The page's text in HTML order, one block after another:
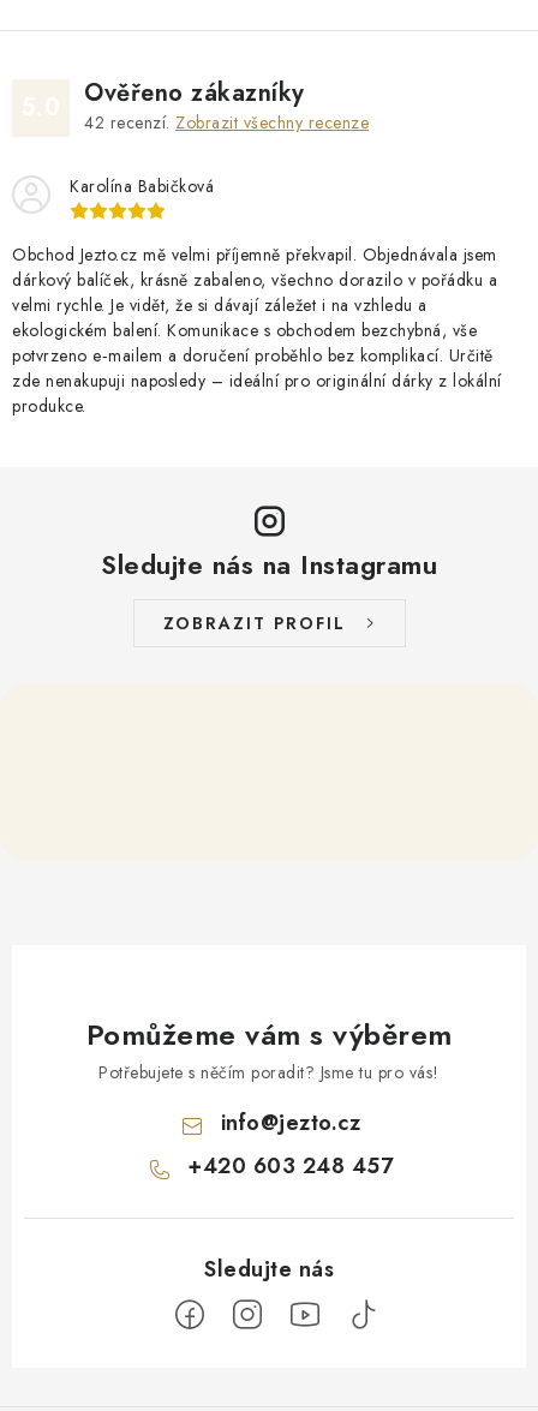
Ověřeno zákazníky
42 recenzí. Zobrazit všechny recenze
Karolína Babičková
Obchod Jezto.cz mě velmi příjemně překvapil. Objednávala jsem
dárkový balíček, krásně zabaleno, všechno dorazilo v pořádku a
velmi rychle. Je vidět, že si dávají záležet i na vzhledu a
ekologickém balení. Komunikace s obchodem bezchybná, vše
potvrzeno e‑mailem a doručení proběhlo bez komplikací. Určitě
zde nenakupuji naposledy – ideální pro originální dárky z lokální
produkce.
Sledujte nás na Instagramu
ZOBRAZIT PROFIL
Pomůžeme vám s výběrem
Potřebujete s něčím poradit? Jsme tu pro vás!
info@jezto.cz
+420 603 248 457